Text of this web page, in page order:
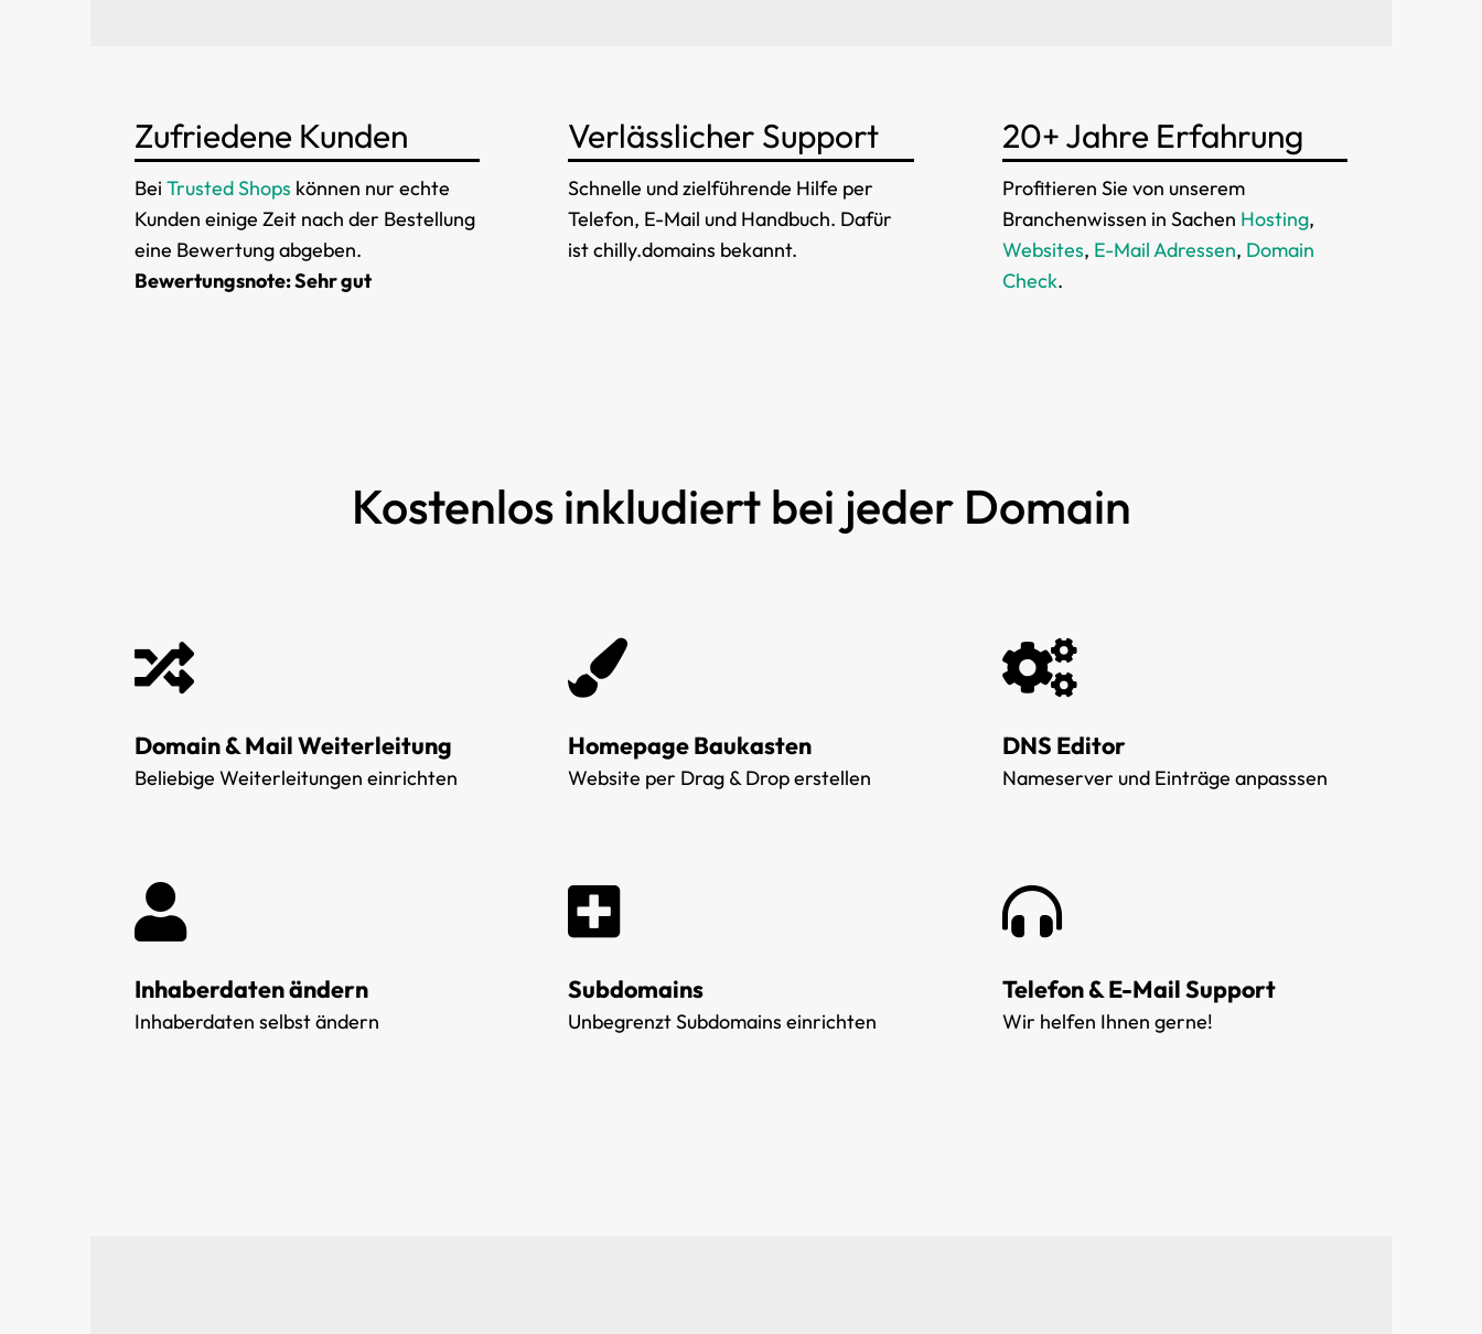
Zufriedene Kunden
Bei Trusted Shops können nur echte
Kunden einige Zeit nach der Bestellung
eine Bewertung abgeben.
Bewertungsnote: Sehr gut
Verlässlicher Support
Schnelle und zielführende Hilfe per
Telefon, E-Mail und Handbuch. Dafür
ist chilly.domains bekannt.
20+ Jahre Erfahrung
Profitieren Sie von unserem
Branchenwissen in Sachen Hosting,
Websites, E-Mail Adressen, Domain
Check.
Kostenlos inkludiert bei jeder Domain
Domain & Mail Weiterleitung
Beliebige Weiterleitungen einrichten
Homepage Baukasten
Website per Drag & Drop erstellen
DNS Editor
Nameserver und Einträge anpasssen
Inhaberdaten ändern
Inhaberdaten selbst ändern
Subdomains
Unbegrenzt Subdomains einrichten
Telefon & E-Mail Support
Wir helfen Ihnen gerne!